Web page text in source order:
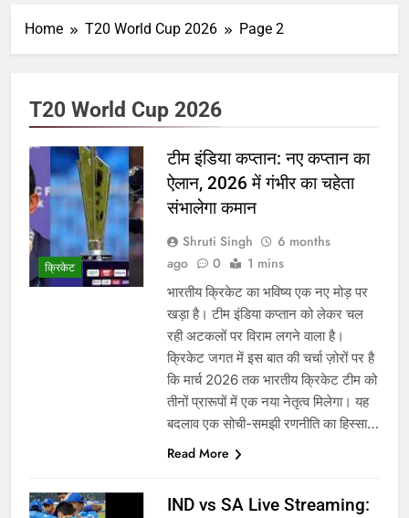
Home T20 World Cup 2026 Page 2
T20 World Cup 2026
क्रिकेट
टीम इंडिया कप्तान: नए कप्तान का
ऐलान, 2026 में गंभीर का चहेता
संभालेगा कमान
Shruti Singh
6 months
ago
0 1 mins
भारतीय क्रिकेट का भविष्य एक नए मोड़ पर
खड़ा है। टीम इंडिया कप्तान को लेकर चल
रही अटकलों पर विराम लगने वाला है।
क्रिकेट जगत में इस बात की चर्चा ज़ोरों पर है
कि मार्च 2026 तक भारतीय क्रिकेट टीम को
तीनों प्रारूपों में एक नया नेतृत्व मिलेगा। यह
बदलाव एक सोची-समझी रणनीति का हिस्सा…
Read More
IND vs SA Live Streaming: